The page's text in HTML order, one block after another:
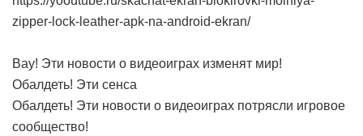
zipper-lock-leather-apk-na-android-ekran/
Вау! Эти новости о видеоиграх изменят мир!
Обалдеть! Эти сенса
Обалдеть! Эти новости о видеоиграх потрясли игровое
сообщество!